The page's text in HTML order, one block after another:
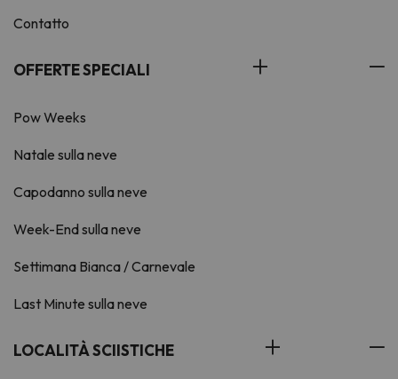
Contatto
OFFERTE SPECIALI
Pow Weeks
Natale sulla neve
Capodanno sulla neve
Week-End sulla neve
Settimana Bianca / Carnevale
Last Minute sulla neve
LOCALITÀ SCIISTICHE